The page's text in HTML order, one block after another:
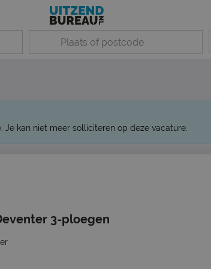
Je kan niet meer solliciteren op deze vacature.
3-ploegen